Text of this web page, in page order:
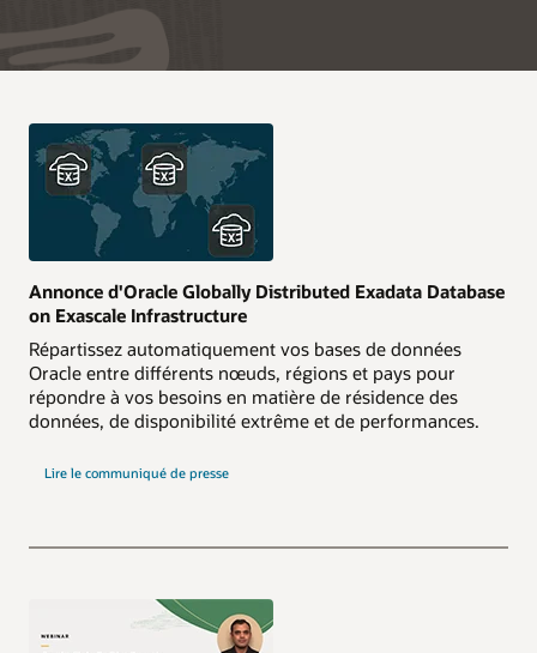
Annonce d'Oracle Globally Distributed Exadata Database
on Exascale Infrastructure
Répartissez automatiquement vos bases de données
Oracle entre différents nœuds, régions et pays pour
répondre à vos besoins en matière de résidence des
données, de disponibilité extrême et de performances.
Lire le communiqué de presse